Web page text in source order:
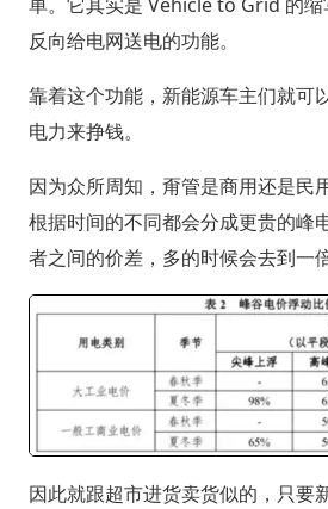
单。它其实是 Vehicle to Grid 的
反向给电网送电的功能。
靠着这个功能，新能源车主们就可
电力来挣钱。
因为众所周知，甭管是商用还是民
根据时间的不同都会分成更贵的峰
者之间的价差，多的时候会去到一
因此就跟超市进货卖货似的，只要